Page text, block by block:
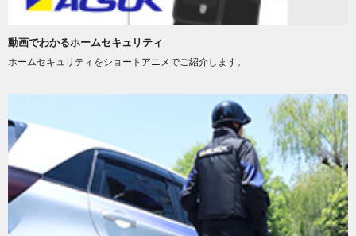
動画でわかるホームセキュリティ
ホームセキュリティをショートアニメでご紹介します。